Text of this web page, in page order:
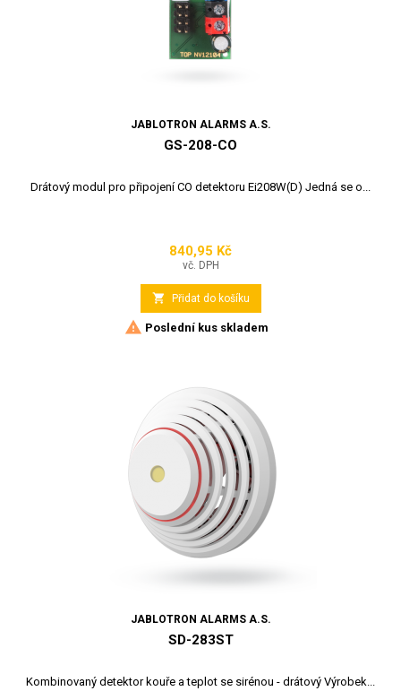
JABLOTRON ALARMS A.S.
GS-208-CO
Drátový modul pro připojení CO detektoru Ei208W(D) Jedná se o...
Cena
840,95 Kč
vč. DPH
 Přidat do košíku
 Poslední kus skladem
JABLOTRON ALARMS A.S.
SD-283ST
Kombinovaný detektor kouře a teplot se sirénou - drátový Výrobek...